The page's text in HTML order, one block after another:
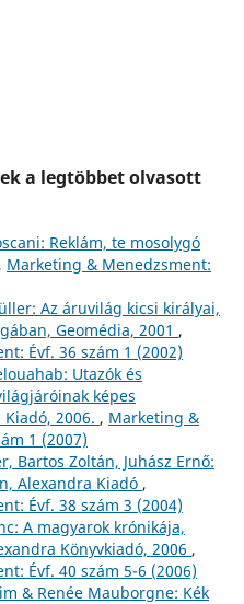
a legtöbbet olvasott
Reklám, te mosolygó
, Marketing & Menedzsment:
Az áruvilág kicsi királyai,
Geomédia, 2001 ,
Évf. 36 szám 1 (2002)
Utazók és
képes
2006. , Marketing &
1 (2007)
Bartos Zoltán, Juhász Ernő:
Alexandra Kiadó ,
Évf. 38 szám 3 (2004)
A magyarok krónikája,
Könyvkiadó, 2006 ,
Évf. 40 szám 5-6 (2006)
& Renée Mauborgne: Kék